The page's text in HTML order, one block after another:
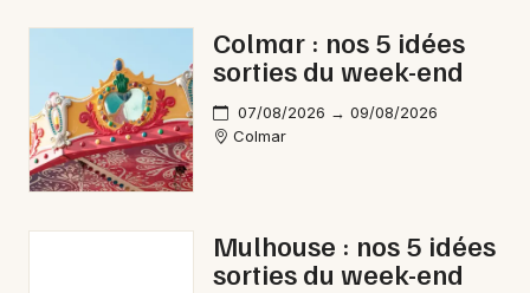
Magazine à Mulhouse
Actus tourisme & loisirs
Restaurants
Colmar : nos 5 idées
sorties du week-end
07/08/2026 → 09/08/2026
Colmar
Mulhouse : nos 5 idées
sorties du week-end